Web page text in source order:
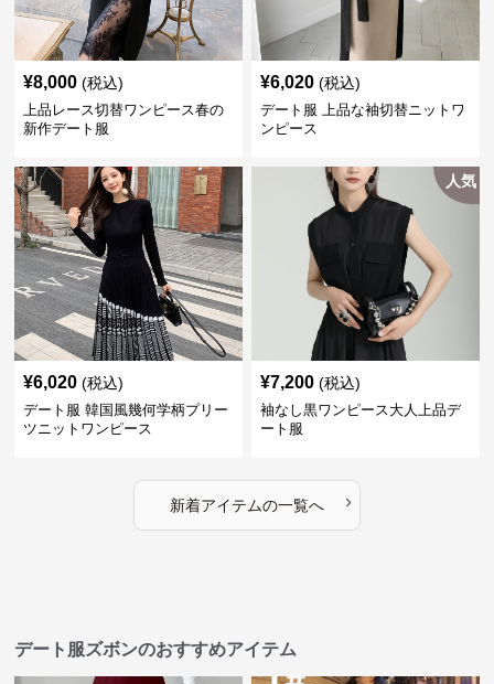
¥8,000 (税込)
上品レース切替ワンピース春の
新作デート服
¥6,020 (税込)
デート服 上品な袖切替ニットワ
ンピース
¥6,020 (税込)
デート服 韓国風幾何学柄プリー
ツニットワンピース
人気
¥7,200 (税込)
袖なし黒ワンピース大人上品デ
ート服
新着アイテムの一覧へ ›
デート服ズボンのおすすめアイテム